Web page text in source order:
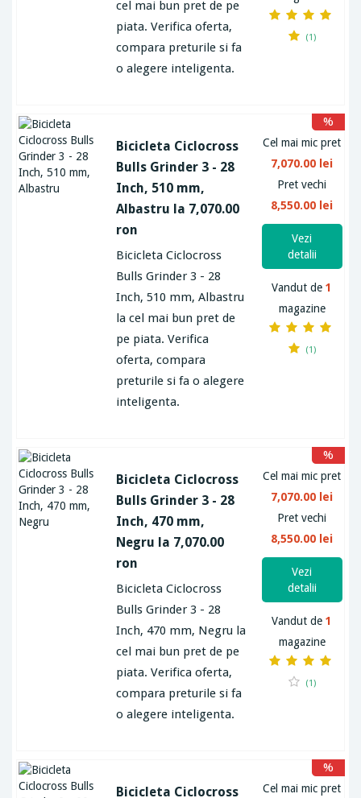
cel mai bun pret de pe
piata. Verifica oferta,
compara preturile si fa
o alegere inteligenta.
(1)
Bicicleta Ciclocross
Bulls Grinder 3 - 28
Inch, 510 mm,
Albastru la 7,070.00
ron
Bicicleta Ciclocross
Bulls Grinder 3 - 28
Inch, 510 mm, Albastru
la cel mai bun pret de
pe piata. Verifica
oferta, compara
preturile si fa o alegere
inteligenta.
Cel mai mic pret
7,070.00 lei
Pret vechi
8,550.00 lei
%
Vezi
detalii
Vandut de1
magazine
(1)
Bicicleta Ciclocross
Bulls Grinder 3 - 28
Inch, 470 mm,
Negru la 7,070.00
ron
Bicicleta Ciclocross
Bulls Grinder 3 - 28
Inch, 470 mm, Negru la
cel mai bun pret de pe
piata. Verifica oferta,
compara preturile si fa
o alegere inteligenta.
Cel mai mic pret
7,070.00 lei
Pret vechi
8,550.00 lei
%
Vezi
detalii
Vandut de1
magazine
(1)
Bicicleta Ciclocross
Cel mai mic pret
%